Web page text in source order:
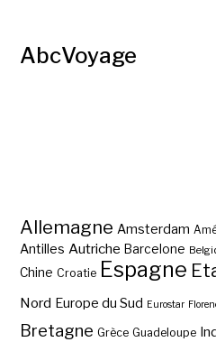
AbcVoyage
Allemagne Amsterdam
Antilles Autriche Barcelone
Chine Croatie Espagne
Nord Europe du Sud Eurostar
Bretagne Grèce Guadeloupe